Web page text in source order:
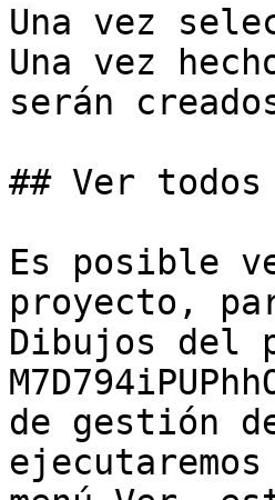
Una vez
Una vez
serán
## Ver
Es posible
proyecto,
Dibujos
de gestión